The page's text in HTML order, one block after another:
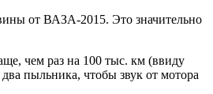
от ВАЗА-2015. Это значительно
чем раз на 100 тыс. км (ввиду
пыльника, чтобы звук от мотора